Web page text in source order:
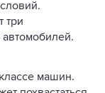
три
машин.